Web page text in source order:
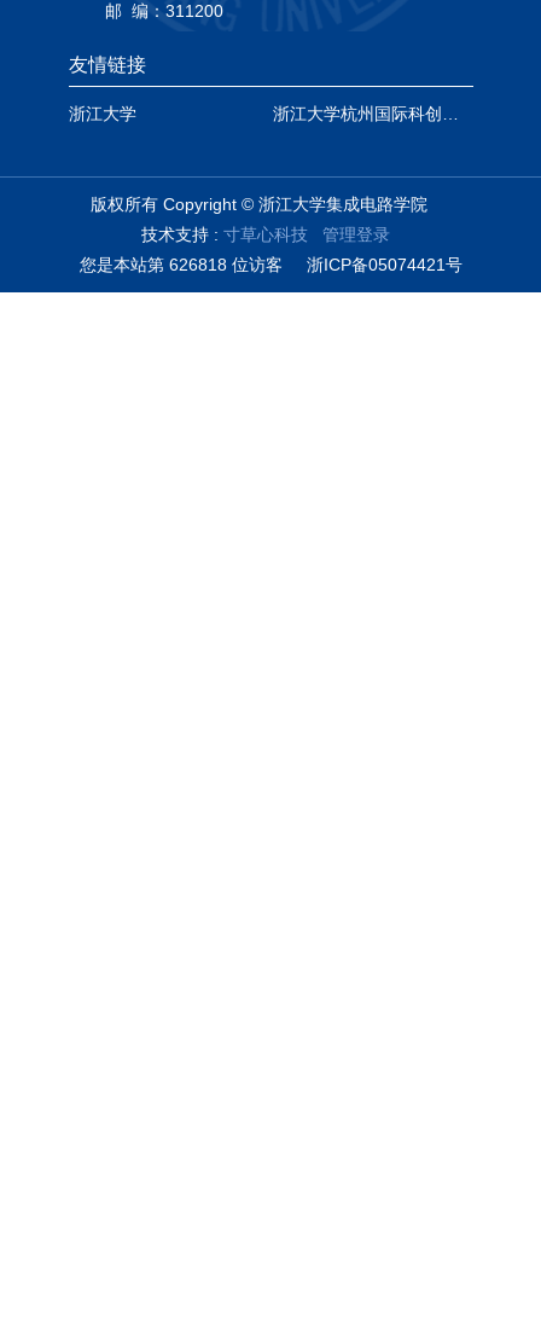
邮 编： 311200
友情链接
浙江大学
版权所有 Copyright © 浙江大学集成电路学院
技术支持 : 寸草心科技
管理登录
您是本站第 626818 位访客 浙ICP备05074421号